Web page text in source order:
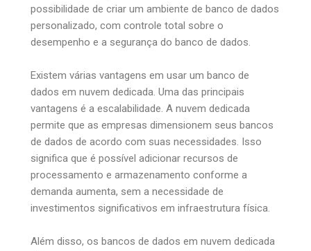
possibilidade de criar um ambiente de banco de dados
personalizado, com controle total sobre o
desempenho e a segurança do banco de dados.
Existem várias vantagens em usar um banco de
dados em nuvem dedicada. Uma das principais
vantagens é a escalabilidade. A nuvem dedicada
permite que as empresas dimensionem seus bancos
de dados de acordo com suas necessidades. Isso
significa que é possível adicionar recursos de
processamento e armazenamento conforme a
demanda aumenta, sem a necessidade de
investimentos significativos em infraestrutura física.
Além disso, os bancos de dados em nuvem dedicada